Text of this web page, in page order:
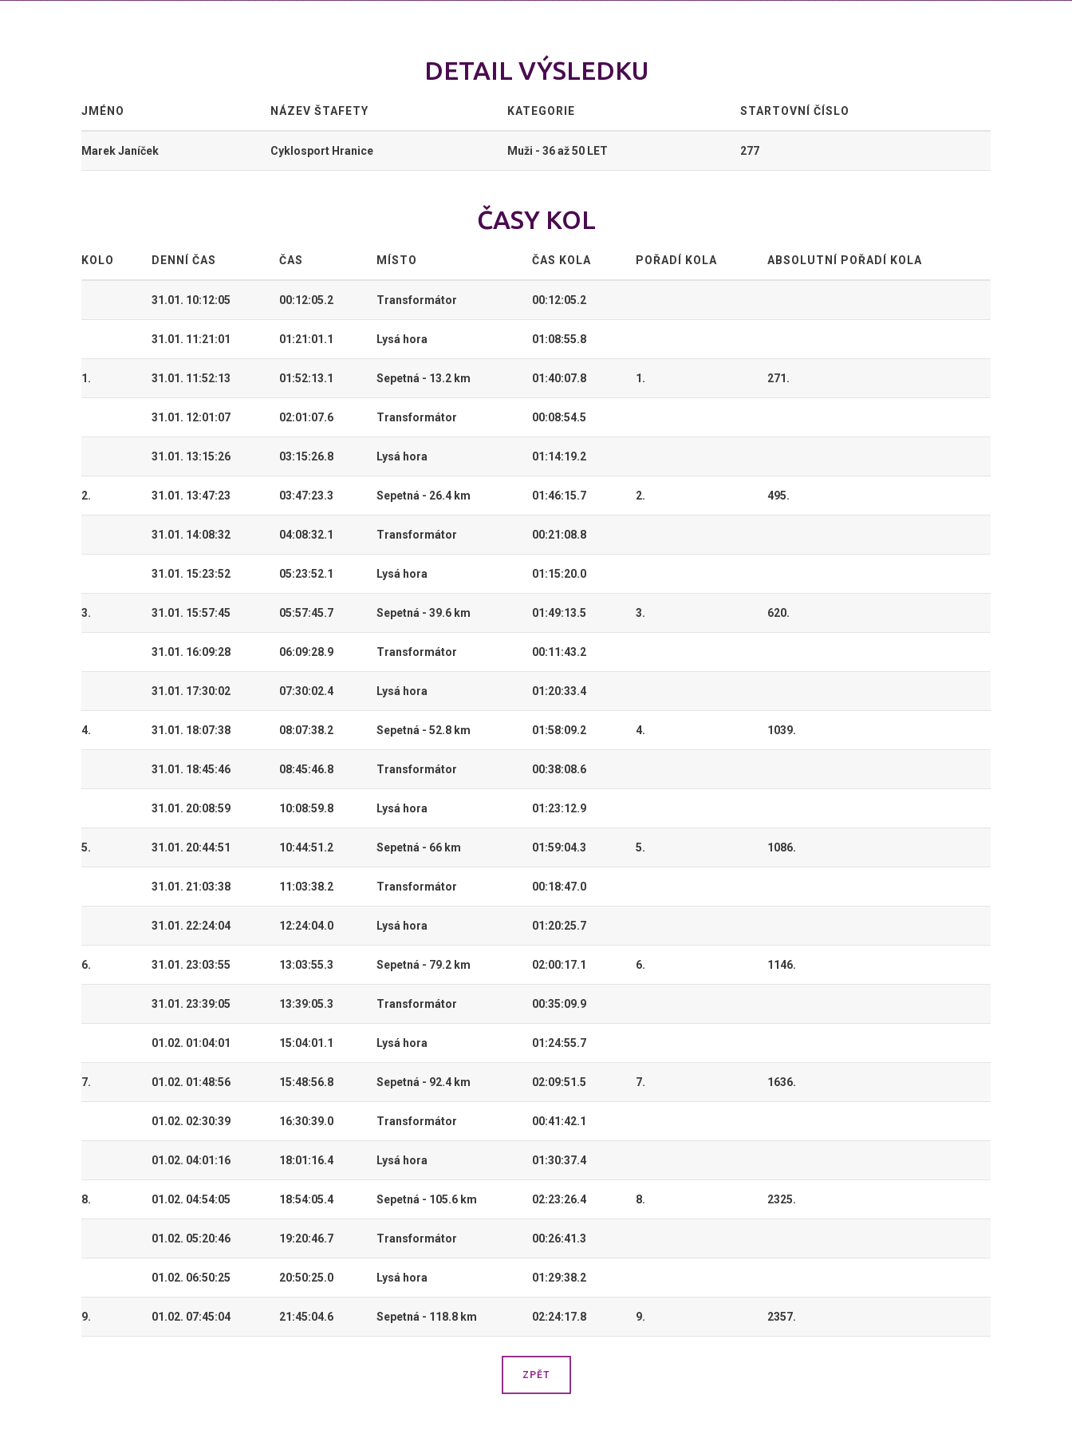
DETAIL VÝSLEDKU
JMÉNO NÁZEV ŠTAFETY KATEGORIE STARTOVNÍ ČÍSLO
Marek Janíček Cyklosport Hranice Muži - 36 až 50 LET 277
ČASY KOL
KOLO DENNÍ ČAS ČAS MÍSTO ČAS KOLA POŘADÍ KOLA ABSOLUTNÍ POŘADÍ KOLA
31.01. 10:12:05 00:12:05.2 Transformátor 00:12:05.2
31.01. 11:21:01 01:21:01.1 Lysá hora 01:08:55.8
1. 31.01. 11:52:13 01:52:13.1 Sepetná - 13.2 km 01:40:07.8 1. 271.
31.01. 12:01:07 02:01:07.6 Transformátor 00:08:54.5
31.01. 13:15:26 03:15:26.8 Lysá hora 01:14:19.2
2. 31.01. 13:47:23 03:47:23.3 Sepetná - 26.4 km 01:46:15.7 2. 495.
31.01. 14:08:32 04:08:32.1 Transformátor 00:21:08.8
31.01. 15:23:52 05:23:52.1 Lysá hora 01:15:20.0
3. 31.01. 15:57:45 05:57:45.7 Sepetná - 39.6 km 01:49:13.5 3. 620.
31.01. 16:09:28 06:09:28.9 Transformátor 00:11:43.2
31.01. 17:30:02 07:30:02.4 Lysá hora 01:20:33.4
4. 31.01. 18:07:38 08:07:38.2 Sepetná - 52.8 km 01:58:09.2 4. 1039.
31.01. 18:45:46 08:45:46.8 Transformátor 00:38:08.6
31.01. 20:08:59 10:08:59.8 Lysá hora 01:23:12.9
5. 31.01. 20:44:51 10:44:51.2 Sepetná - 66 km 01:59:04.3 5. 1086.
31.01. 21:03:38 11:03:38.2 Transformátor 00:18:47.0
31.01. 22:24:04 12:24:04.0 Lysá hora 01:20:25.7
6. 31.01. 23:03:55 13:03:55.3 Sepetná - 79.2 km 02:00:17.1 6. 1146.
31.01. 23:39:05 13:39:05.3 Transformátor 00:35:09.9
01.02. 01:04:01 15:04:01.1 Lysá hora 01:24:55.7
7. 01.02. 01:48:56 15:48:56.8 Sepetná - 92.4 km 02:09:51.5 7. 1636.
01.02. 02:30:39 16:30:39.0 Transformátor 00:41:42.1
01.02. 04:01:16 18:01:16.4 Lysá hora 01:30:37.4
8. 01.02. 04:54:05 18:54:05.4 Sepetná - 105.6 km 02:23:26.4 8. 2325.
01.02. 05:20:46 19:20:46.7 Transformátor 00:26:41.3
01.02. 06:50:25 20:50:25.0 Lysá hora 01:29:38.2
9. 01.02. 07:45:04 21:45:04.6 Sepetná - 118.8 km 02:24:17.8 9. 2357.
ZPĚT